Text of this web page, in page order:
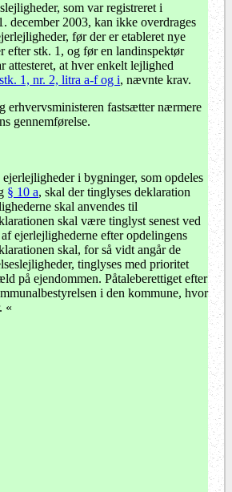
som var registreret i
december 2003, kan ikke overdrages
før der er etableret nye
efter stk. 1, og før en landinspektør
attesteret, at hver enkelt lejlighed
1, nr. 2, litra a-f og i, nævnte krav.
erhvervsministeren fastsætter nærmere
gennemførelse.
ejerlejligheder i bygninger, som opdeles
§ 10 a, skal der tinglyses deklaration
skal anvendes til
skal være tinglyst senest ved
ejerlejlighederne efter opdelingens
skal, for så vidt angår de
tinglyses med prioritet
på ejendommen. Påtaleberettiget efter
i den kommune, hvor
«